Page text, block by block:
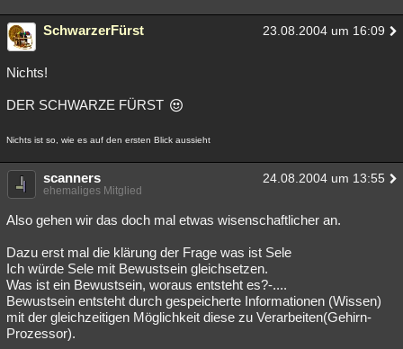
SchwarzerFürst 23.08.2004 um 16:09
Nichts!
DER SCHWARZE FÜRST
Nichts ist so, wie es auf den ersten Blick aussieht
scanners 24.08.2004 um 13:55
ehemaliges Mitglied
Also gehen wir das doch mal etwas wisenschaftlicher an.
Dazu erst mal die klärung der Frage was ist Sele
Ich würde Sele mit Bewustsein gleichsetzen.
Was ist ein Bewustsein, woraus entsteht es?-....
Bewustsein entsteht durch gespeicherte Informationen (Wissen)
mit der gleichzeitigen Möglichkeit diese zu Verarbeiten(Gehirn-
Prozessor).